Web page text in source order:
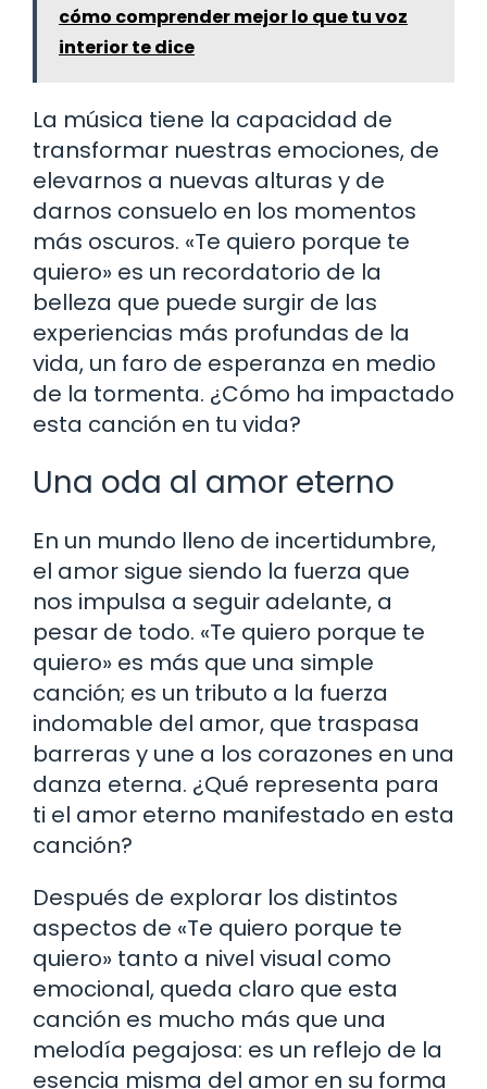
cómo comprender mejor lo que tu voz
interior te dice
La música tiene la capacidad de
transformar nuestras emociones, de
elevarnos a nuevas alturas y de
darnos consuelo en los momentos
más oscuros. «Te quiero porque te
quiero» es un recordatorio de la
belleza que puede surgir de las
experiencias más profundas de la
vida, un faro de esperanza en medio
de la tormenta. ¿Cómo ha impactado
esta canción en tu vida?
Una oda al amor eterno
En un mundo lleno de incertidumbre,
el amor sigue siendo la fuerza que
nos impulsa a seguir adelante, a
pesar de todo. «Te quiero porque te
quiero» es más que una simple
canción; es un tributo a la fuerza
indomable del amor, que traspasa
barreras y une a los corazones en una
danza eterna. ¿Qué representa para
ti el amor eterno manifestado en esta
canción?
Después de explorar los distintos
aspectos de «Te quiero porque te
quiero» tanto a nivel visual como
emocional, queda claro que esta
canción es mucho más que una
melodía pegajosa: es un reflejo de la
esencia misma del amor en su forma